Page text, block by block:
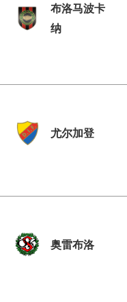
布洛马波卡
纳
尤尔加登
奥雷布洛